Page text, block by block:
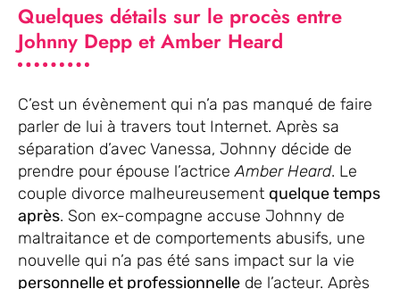
Quelques détails sur le procès entre
Johnny Depp et Amber Heard
C’est un évènement qui n’a pas manqué de faire
parler de lui à travers tout Internet. Après sa
séparation d’avec Vanessa, Johnny décide de
prendre pour épouse l’actriceAmber Heard. Le
couple divorce malheureusement quelque temps
après. Son ex-compagne accuse Johnny de
maltraitance et de comportements abusifs, une
nouvelle qui n’a pas été sans impact sur la vie
personnelle et professionnelle de l’acteur. Après